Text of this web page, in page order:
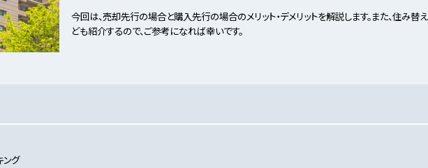
今回は、売却先行の場合と購入先行の場合のメリット・デメリットを解説します。また、住み
ども紹介するので、ご参考になれば幸いです。
ング